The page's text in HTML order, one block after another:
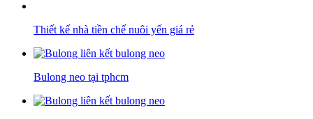
Thiết kế nhà tiền chế nuôi yến giá rẻ
Bulong neo tại tphcm